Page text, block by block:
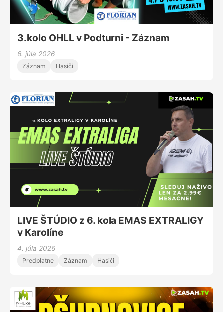
3.kolo OHLL v Podturni - Záznam
6. júla 2026
Záznam Hasiči
LIVE ŠTÚDIO z 6. kola EMAS EXTRALIGY
v Karolíne
4. júla 2026
Predplatne Záznam Hasiči